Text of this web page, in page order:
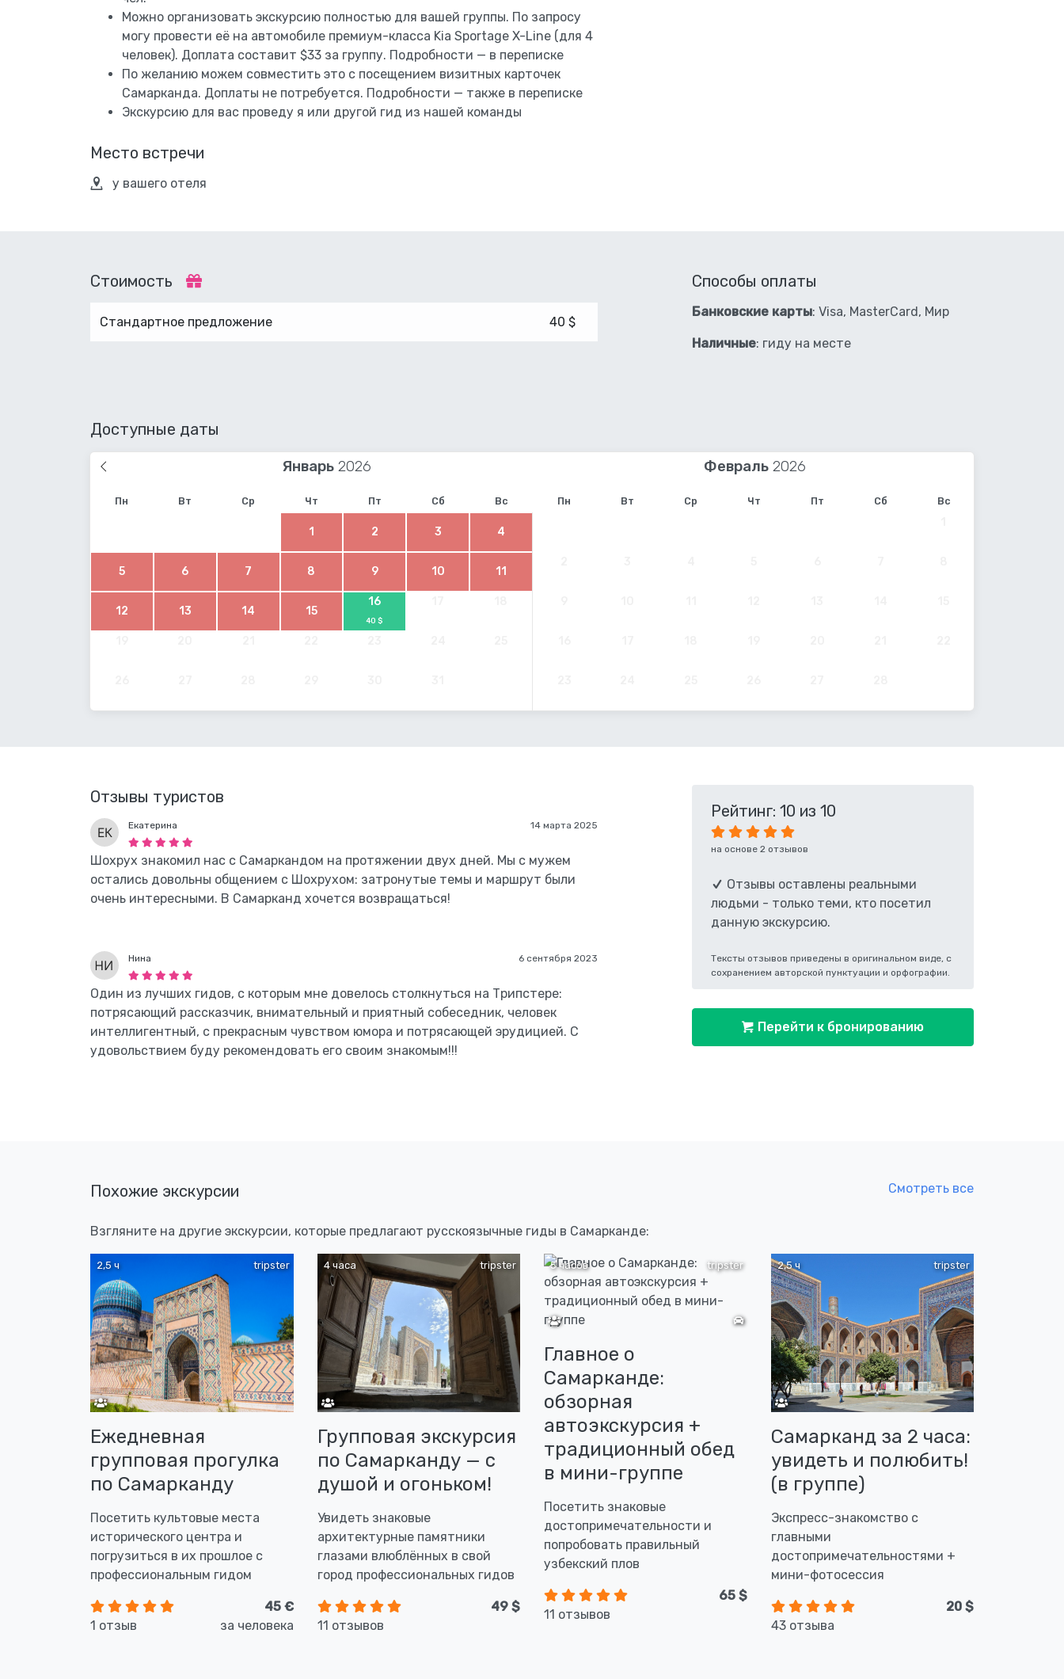
Можно организовать экскурсию полностью для вашей группы. По запросу
могу провести её на автомобиле премиум-класса Kia Sportage X-Line (для 4
человек). Доплата составит $33 за группу. Подробности — в переписке
По желанию можем совместить это с посещением визитных карточек
Самарканда. Доплаты не потребуется. Подробности — также в переписке
Экскурсию для вас проведу я или другой гид из нашей команды
Место встречи
у вашего отеля
Стоимость
Стандартное предложение 40 $
Способы оплаты
Банковские карты: Visa, MasterCard, Мир
Наличные: гиду на месте
Доступные даты
Январь Февраль
Пн Вт Ср Чт Пт Сб Вс Пн Вт Ср Чт Пт Сб Вс
1 2 3 4
5 6 7 8 9 10 11
12 13 14 15
16
40 $
Отзывы туристов
14 марта 2025
Екатерина
Шохрух знакомил нас с Самаркандом на протяжении двух дней. Мы с мужем
остались довольны общением с Шохрухом: затронутые темы и маршрут были
очень интересными. В Самарканд хочется возвращаться!
6 сентября 2023
Нина
Один из лучших гидов, с которым мне довелось столкнуться на Трипстере:
потрясающий рассказчик, внимательный и приятный собеседник, человек
интеллигентный, с прекрасным чувством юмора и потрясающей эрудицией. С
удовольствием буду рекомендовать его своим знакомым!!!
Рейтинг: 10 из 10
на основе 2 отзывов
Отзывы оставлены реальными
людьми - только теми, кто посетил
данную экскурсию.
Тексты отзывов приведены в оригинальном виде, с
сохранением авторской пунктуации и орфографии.
Перейти к бронированию
Похожие экскурсии Смотреть все
Взгляните на другие экскурсии, которые предлагают русскоязычные гиды в Самарканде:
tripster
2,5 ч
Ежедневная
групповая прогулка
по Самарканду
Посетить культовые места
исторического центра и
погрузиться в их прошлое с
профессиональным гидом
1 отзыв
45 €
за человека
tripster
4 часа
Групповая экскурсия
по Самарканду — с
душой и огоньком!
Увидеть знаковые
архитектурные памятники
глазами влюблённых в свой
город профессиональных гидов
11 отзывов
49 $
tripster
5 часов
Главное о
Самарканде:
обзорная
автоэкскурсия +
традиционный обед
в мини-группе
Посетить знаковые
достопримечательности и
попробовать правильный
узбекский плов
11 отзывов
65 $
tripster
2,5 ч
Самарканд за 2 часа:
увидеть и полюбить!
(в группе)
Экспресс-знакомство с
главными
достопримечательностями +
мини-фотосессия
43 отзыва
20 $